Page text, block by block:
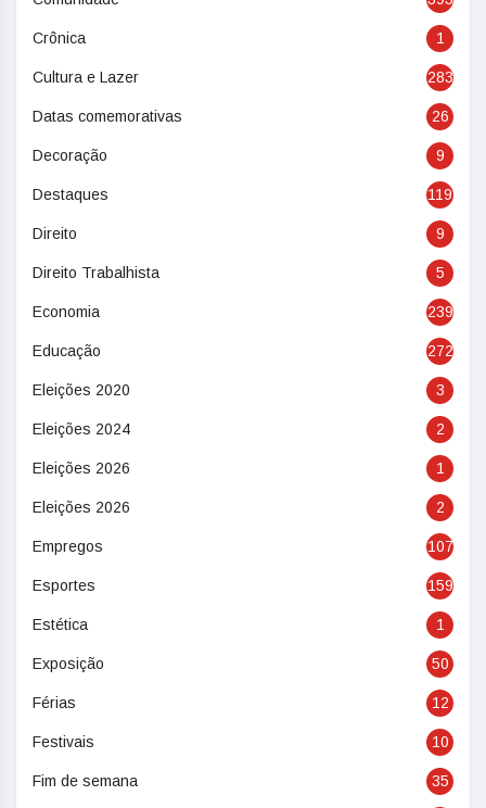
Crônica 1
Cultura e Lazer 283
Datas comemorativas 26
Decoração 9
Destaques 119
Direito 9
Direito Trabalhista 5
Economia 239
Educação 272
Eleições 2020 3
Eleições 2024 2
Eleições 2026 1
Eleições 2026 2
Empregos 107
Esportes 159
Estética 1
Exposição 50
Férias 12
Festivais 10
Fim de semana 35